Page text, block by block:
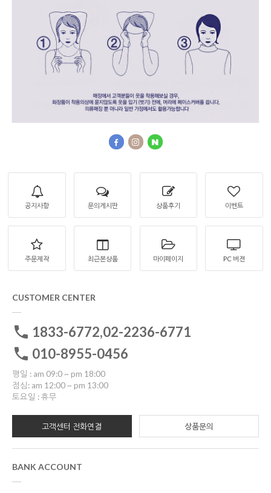
공지사항 문의게시판 상품후기 이벤트
주문제작 최근본상품 마이페이지 PC 버젼
CUSTOMER CENTER
1833-6772,02-2236-6771
010-8955-0456
평일 : am 09:0 ~ pm 18:00
점심: am 12:00 ~ pm 13:00
토요일 : 휴무
고객센터 전화연결 상품문의
BANK ACCOUNT